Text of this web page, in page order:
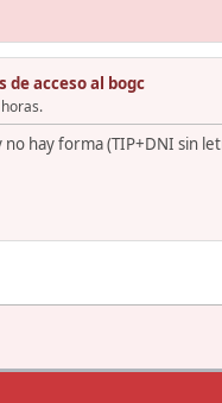
de acceso al bogc
hay forma (TIP+DNI sin